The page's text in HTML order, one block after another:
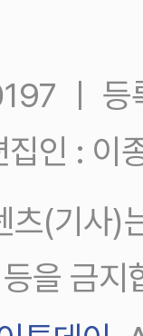
ㅣ
인 : 이
츠(기사)
을 금지